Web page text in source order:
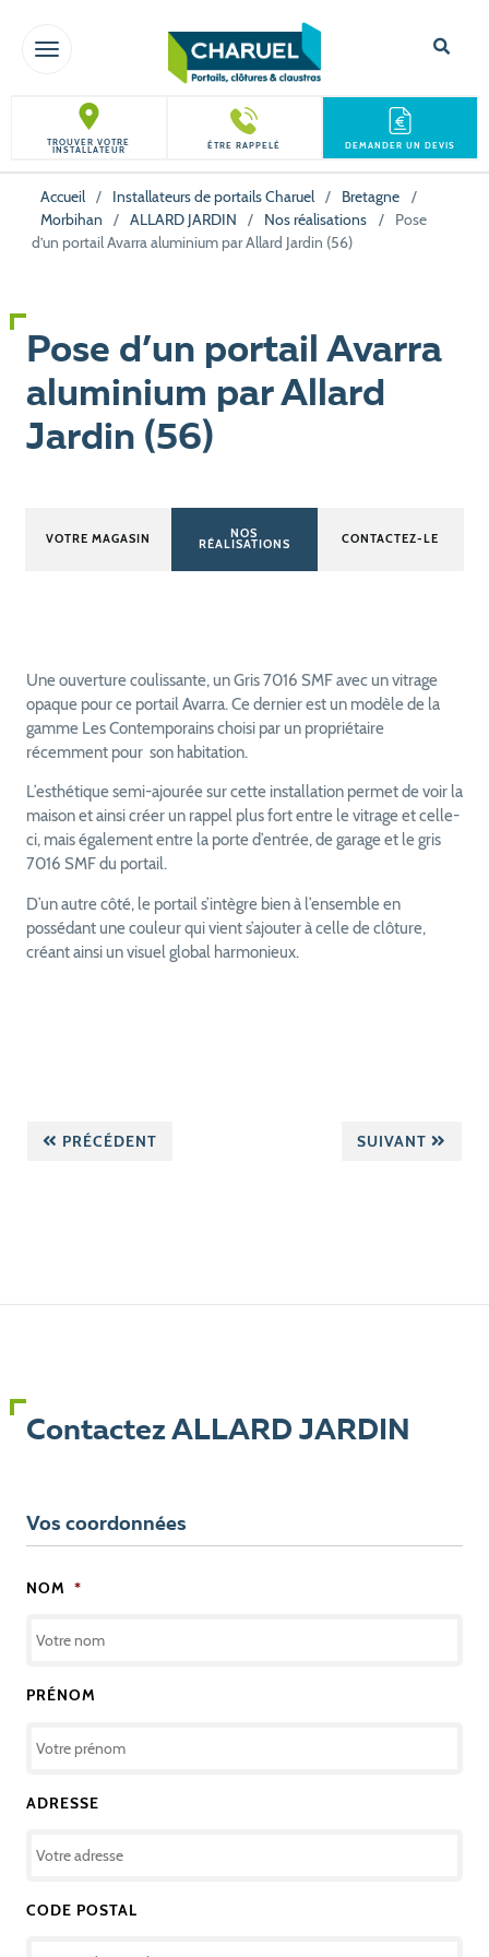
TOGGLE NAVIGATION
TROUVER VOTRE
INSTALLATEUR ÊTRE RAPPELÉ DEMANDER UN DEVIS
Accueil / Installateurs de portails Charuel / Bretagne
/
Morbihan
/ ALLARD JARDIN / Nos réalisations /
Pose
d’un portail Avarra aluminium par Allard Jardin (56)
Pose d’un portail Avarra
aluminium par Allard
Jardin (56)
VOTRE MAGASIN NOS
RÉALISATIONS CONTACTEZ-LE
Une ouverture coulissante, un Gris 7016 SMF avec un vitrage
opaque pour ce portail Avarra. Ce dernier est un modèle de la
gamme Les Contemporains choisi par un propriétaire
récemment pour son habitation.
L’esthétique semi-ajourée sur cette installation permet de voir la
maison et ainsi créer un rappel plus fort entre le vitrage et celle-
ci, mais également entre la porte d’entrée, de garage et le gris
7016 SMF du portail.
D’un autre côté, le portail s’intègre bien à l’ensemble en
possédant une couleur qui vient s’ajouter à celle de clôture,
créant ainsi un visuel global harmonieux.
PRÉCÉDENT SUIVANT
Contactez ALLARD JARDIN
Vos coordonnées
NOM *
PRÉNOM
ADRESSE
CODE POSTAL